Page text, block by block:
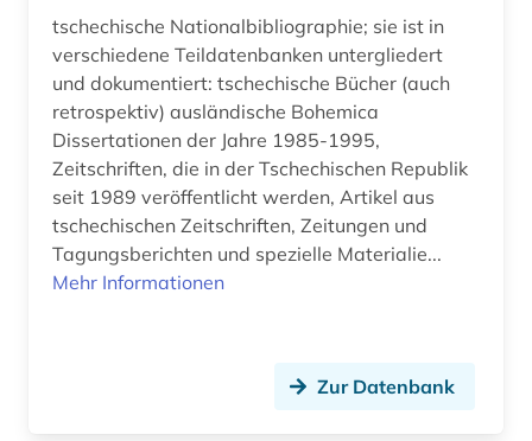
tschechische Nationalbibliographie; sie ist in
verschiedene Teildatenbanken untergliedert
und dokumentiert: tschechische Bücher (auch
retrospektiv) ausländische Bohemica
Dissertationen der Jahre 1985-1995,
Zeitschriften, die in der Tschechischen Republik
seit 1989 veröffentlicht werden, Artikel aus
tschechischen Zeitschriften, Zeitungen und
Tagungsberichten und spezielle Materialie...
Mehr Informationen
Zur Datenbank